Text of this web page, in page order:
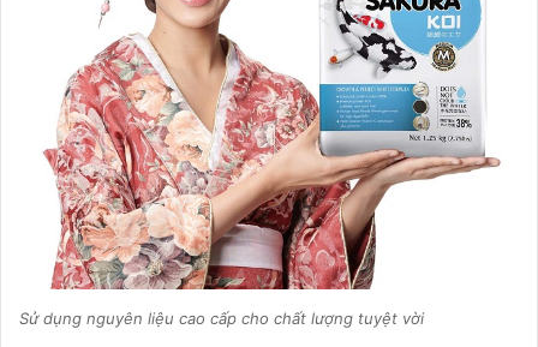
Sử dụng nguyên liệu cao cấp cho chất lượng tuyệt vời